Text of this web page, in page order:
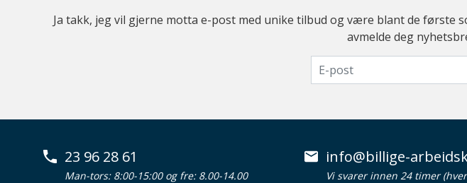
Ja takk, jeg vil gjerne motta e-post med unike tilbud og være blant de første
avmelde deg
23 96 28 61
Man-tors: 8:00-15:00 og fre: 8.00-14.00
info@billige-
Vi svarer innen 24 timer